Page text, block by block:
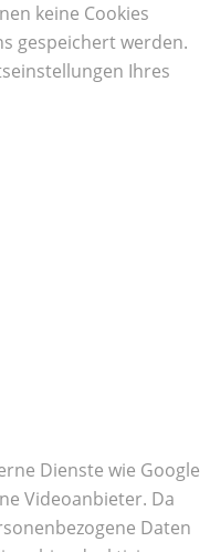
keine Cookies
gespeichert werden.
Ihres
Dienste wie Google
Videoanbieter. Da
Daten